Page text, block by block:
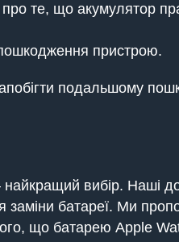
про те, що акумулятор
пристрою.
подальшому
вибір. Наші
заміни батареї. Ми
що батарею Apple